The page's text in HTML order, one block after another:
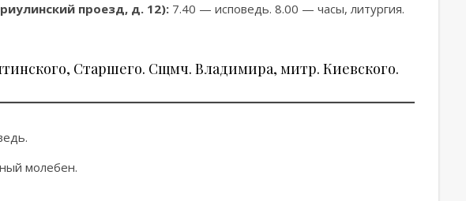
проезд, д. 12): 7.40 — исповедь. 8.00 — часы, литургия.
Старшего. Сщмч. Владимира, митр. Киевского.
молебен.